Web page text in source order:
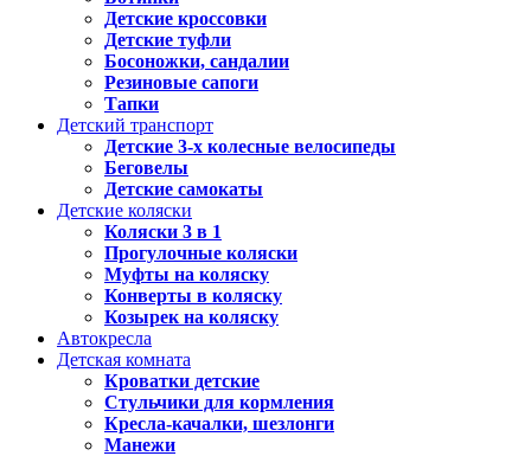
Детские кроссовки
Детские туфли
Босоножки, сандалии
Резиновые сапоги
Тапки
Детский транспорт
Детские 3-х колесные велосипеды
Беговелы
Детские самокаты
Детские коляски
Коляски 3 в 1
Прогулочные коляски
Муфты на коляску
Конверты в коляску
Козырек на коляску
Автокресла
Детская комната
Кроватки детские
Стульчики для кормления
Кресла-качалки, шезлонги
Манежи